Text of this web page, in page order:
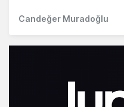
Candeğer Muradoğlu